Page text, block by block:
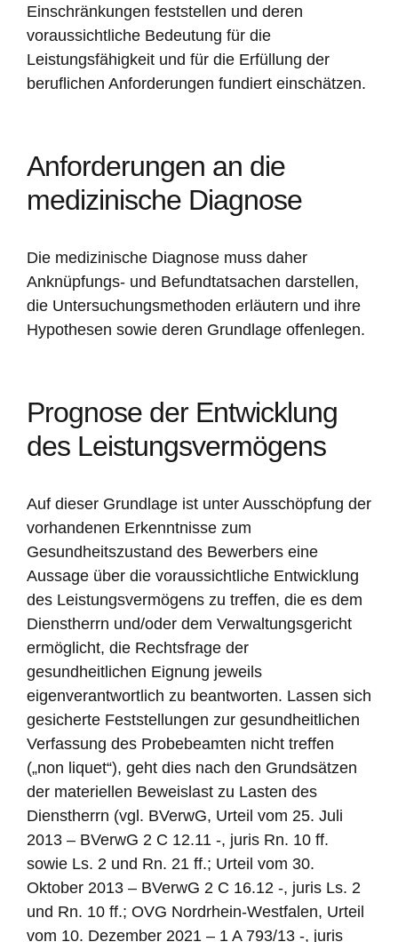
Einschränkungen feststellen und deren
voraussichtliche Bedeutung für die
Leistungsfähigkeit und für die Erfüllung der
beruflichen Anforderungen fundiert einschätzen.
Anforderungen an die
medizinische Diagnose
Die medizinische Diagnose muss daher
Anknüpfungs- und Befundtatsachen darstellen,
die Untersuchungsmethoden erläutern und ihre
Hypothesen sowie deren Grundlage offenlegen.
Prognose der Entwicklung
des Leistungsvermögens
Auf dieser Grundlage ist unter Ausschöpfung der
vorhandenen Erkenntnisse zum
Gesundheitszustand des Bewerbers eine
Aussage über die voraussichtliche Entwicklung
des Leistungsvermögens zu treffen, die es dem
Dienstherrn und/oder dem Verwaltungsgericht
ermöglicht, die Rechtsfrage der
gesundheitlichen Eignung jeweils
eigenverantwortlich zu beantworten. Lassen sich
gesicherte Feststellungen zur gesundheitlichen
Verfassung des Probebeamten nicht treffen
(„non liquet“), geht dies nach den Grundsätzen
der materiellen Beweislast zu Lasten des
Dienstherrn (vgl. BVerwG, Urteil vom 25. Juli
2013 – BVerwG 2 C 12.11 -, juris Rn. 10 ff.
sowie Ls. 2 und Rn. 21 ff.; Urteil vom 30.
Oktober 2013 – BVerwG 2 C 16.12 -, juris Ls. 2
und Rn. 10 ff.; OVG Nordrhein-Westfalen, Urteil
vom 10. Dezember 2021 – 1 A 793/13 -, juris